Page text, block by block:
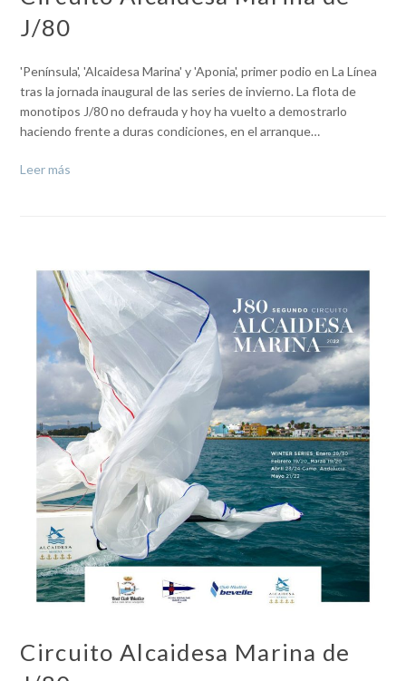
J/80
'Península', 'Alcaidesa Marina' y 'Aponia', primer podio en La Línea
tras la jornada inaugural de las series de invierno. La flota de
monotipos J/80 no defrauda y hoy ha vuelto a demostrarlo
haciendo frente a duras condiciones, en el arranque…
Leer más
Circuito Alcaidesa Marina de